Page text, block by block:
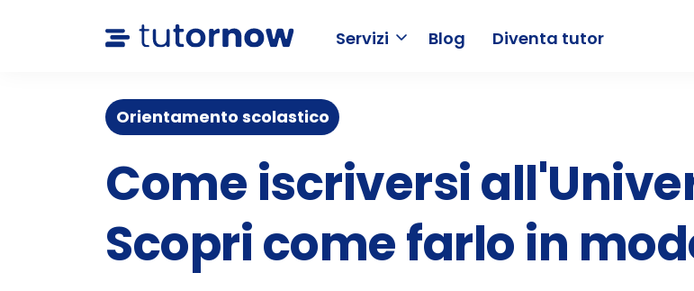
Servizi Blog Diventa tutor
Orientamento scolastico
Come iscriversi
Scopri come farlo in